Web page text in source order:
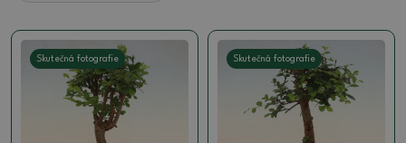
Skutečná fotografie Skutečná fotografie